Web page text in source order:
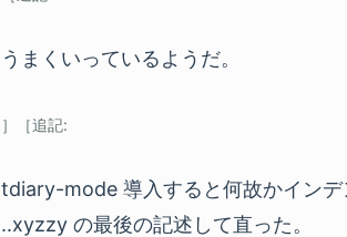
うまくいっているようだ。
tdiary-mode 導入すると何故かインデ
..xyzzy の最後の記述して直った。